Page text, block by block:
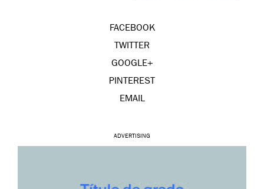
FACEBOOK
TWITTER
GOOGLE+
PINTEREST
EMAIL
ADVERTISING